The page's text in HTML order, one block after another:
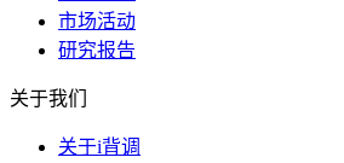
市场活动
研究报告
关于我们
关于i背调